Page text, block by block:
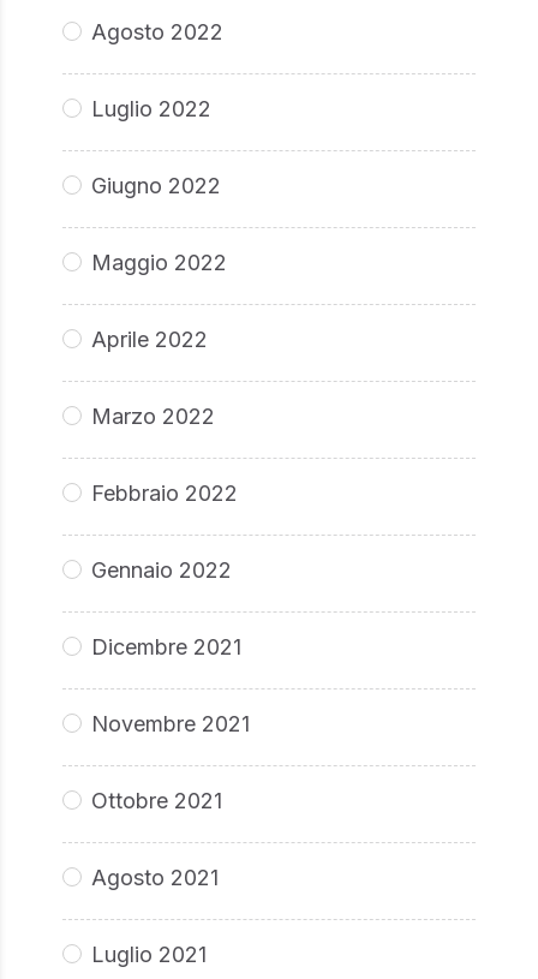
Agosto 2022
Luglio 2022
Giugno 2022
Maggio 2022
Aprile 2022
Marzo 2022
Febbraio 2022
Gennaio 2022
Dicembre 2021
Novembre 2021
Ottobre 2021
Agosto 2021
Luglio 2021